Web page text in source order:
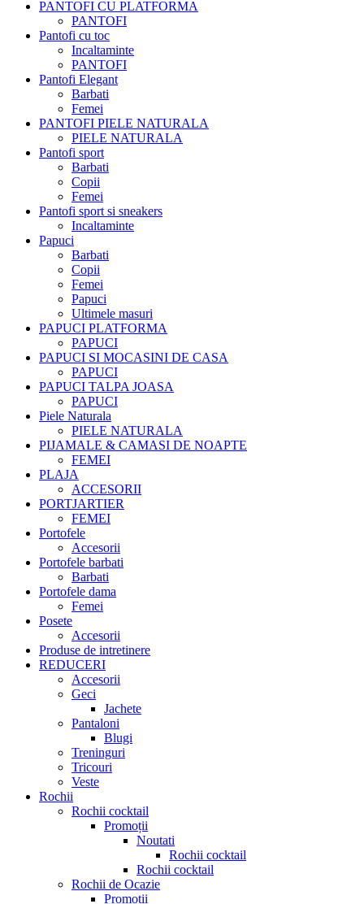
PANTOFI CU PLATFORMA
PANTOFI
Pantofi cu toc
Incaltaminte
PANTOFI
Pantofi Elegant
Barbati
Femei
PANTOFI PIELE NATURALA
PIELE NATURALA
Pantofi sport
Barbati
Copii
Femei
Pantofi sport si sneakers
Incaltaminte
Papuci
Barbati
Copii
Femei
Papuci
Ultimele masuri
PAPUCI PLATFORMA
PAPUCI
PAPUCI SI MOCASINI DE CASA
PAPUCI
PAPUCI TALPA JOASA
PAPUCI
Piele Naturala
PIELE NATURALA
PIJAMALE & CAMASI DE NOAPTE
FEMEI
PLAJA
ACCESORII
PORTJARTIER
FEMEI
Portofele
Accesorii
Portofele barbati
Barbati
Portofele dama
Femei
Posete
Accesorii
Produse de intretinere
REDUCERI
Accesorii
Geci
Jachete
Pantaloni
Blugi
Treninguri
Tricouri
Veste
Rochii
Rochii cocktail
Promoții
Noutati
Rochii cocktail
Rochii cocktail
Rochii de Ocazie
Promoții